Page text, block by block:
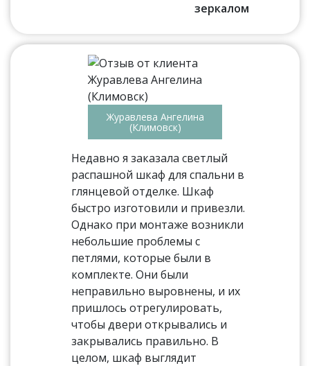
зеркалом
Журавлева Ангелина
(Климовск)
Недавно я заказала светлый
распашной шкаф для спальни в
глянцевой отделке. Шкаф
быстро изготовили и привезли.
Однако при монтаже возникли
небольшие проблемы с
петлями, которые были в
комплекте. Они были
неправильно выровнены, и их
пришлось отрегулировать,
чтобы двери открывались и
закрывались правильно. В
целом, шкаф выглядит